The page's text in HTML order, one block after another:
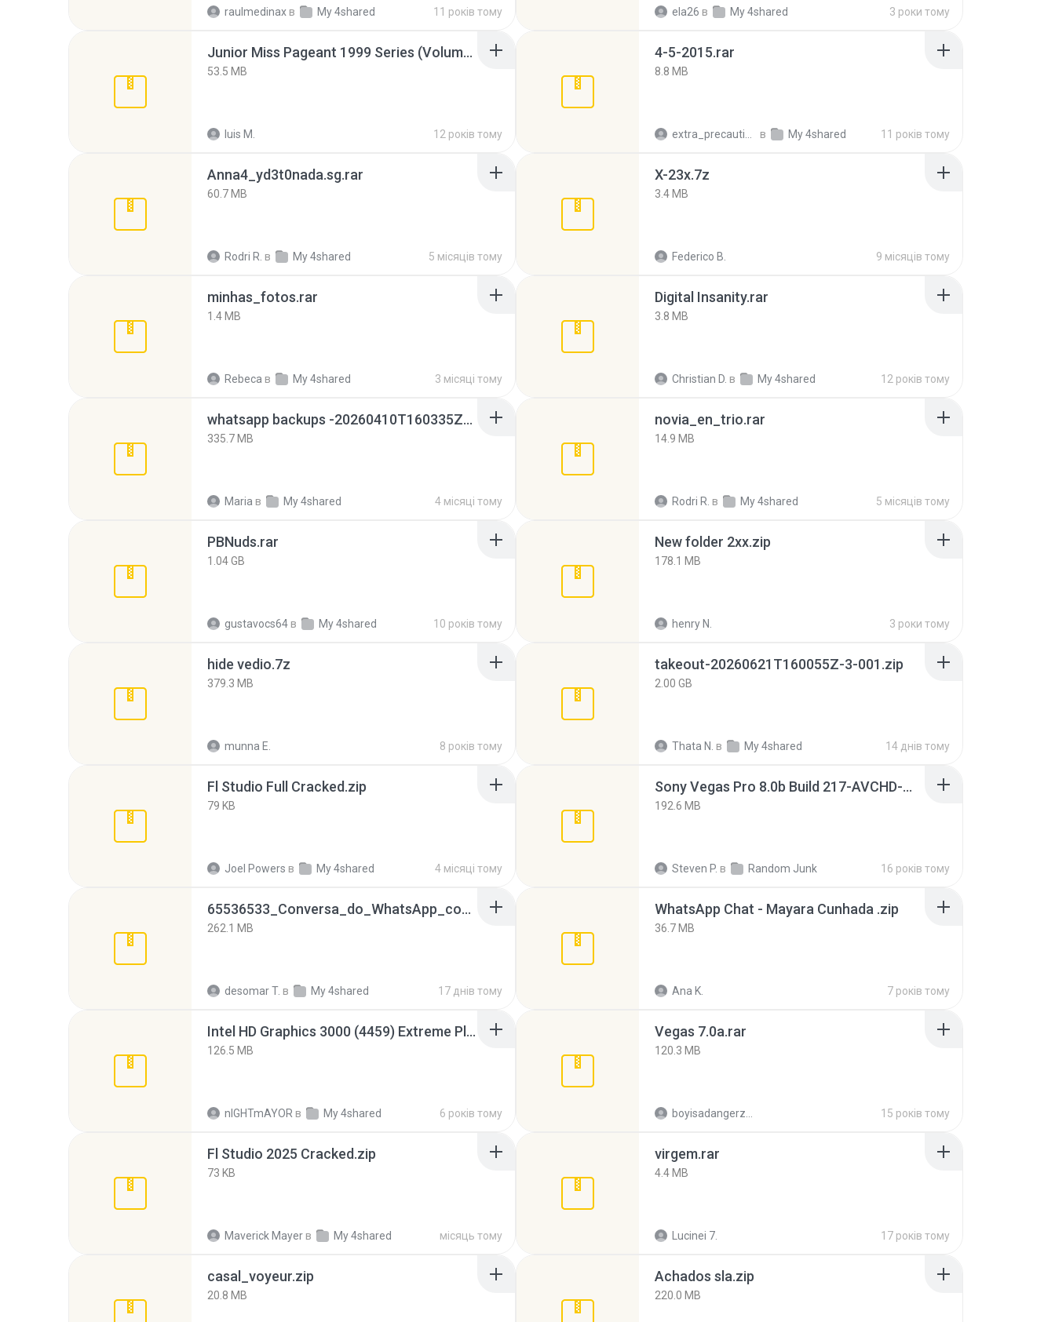
raulmedinax в My 4shared 11 років тому ela26 в My 4shared 3 роки тому
Junior Miss Pageant 1999 Series (Volume I Part I NC 6).7z
53.5 MB
luis M. 12 років тому
4-5-2015.rar
8.8 MB
в My 4shared 11 років тому
Anna4_yd3t0nada.sg.rar
60.7 MB
Rodri R. в My 4shared 5 місяців тому
X-23x.7z
3.4 MB
Federico B. 9 місяців тому
minhas_fotos.rar
1.4 MB
Rebeca в My 4shared 3 місяці тому
Digital Insanity.rar
3.8 MB
Christian D. в My 4shared 12 років тому
whatsapp backups -20260410T160335Z-3-001.zip
335.7 MB
Maria в My 4shared 4 місяці тому
novia_en_trio.rar
14.9 MB
Rodri R. в My 4shared 5 місяців тому
PBNuds.rar
1.04 GB
gustavocs64 в My 4shared 10 років тому
New folder 2xx.zip
178.1 MB
henry N. 3 роки тому
hide vedio.7z
379.3 MB
munna E. 8 років тому
takeout-20260621T160055Z-3-001.zip
2.00 GB
Thata N. в My 4shared 14 днів тому
Fl Studio Full Cracked.zip
79 KB
Joel Powers в My 4shared 4 місяці тому
Sony Vegas Pro 8.0b Build 217-AVCHD-MPG-AC3 FIXED.7z
192.6 MB
Steven P. в Random Junk 16 років тому
65536533_Conversa_do_WhatsApp_com_Meu_Esposo.zip
262.1 MB
desomar T. в My 4shared 17 днів тому
WhatsApp Chat - Mayara Cunhada .zip
36.7 MB
Ana K. 7 років тому
Intel HD Graphics 3000 (4459) Extreme Plus 2.0.zip
126.5 MB
nIGHTmAYOR в My 4shared 6 років тому
Vegas 7.0a.rar
120.3 MB
15 років тому
Fl Studio 2025 Cracked.zip
73 KB
Maverick Mayer в My 4shared місяць тому
virgem.rar
4.4 MB
Lucinei 7. 17 років тому
casal_voyeur.zip
20.8 MB
Achados sla.zip
220.0 MB